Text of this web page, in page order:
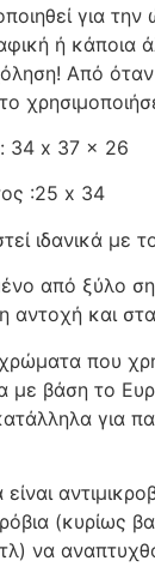
για την
ή κάποια
Από όταν
34 x 37 x 26
:25 x 34
ιδανικά με
από ξύλο
αντοχή και
που
με βάση το
για
(κυρίως
να